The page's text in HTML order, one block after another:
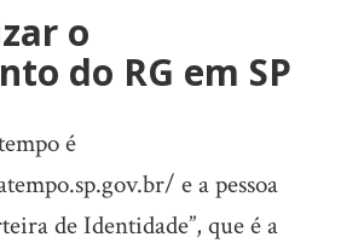
o
do RG em SP
é
e a pessoa
de Identidade”, que é a